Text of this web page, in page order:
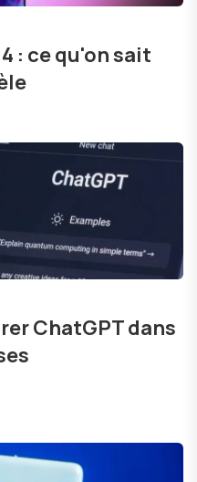
: ce qu'on sait
ChatGPT dans